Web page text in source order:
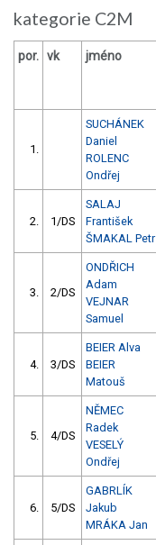
kategorie C2M
por. vk jméno
1.
SUCHÁNEK
Daniel
ROLENC
Ondřej
2. 1/DS
SALAJ
František
ŠMAKAL Petr
3. 2/DS
ONDŘICH
Adam
VEJNAR
Samuel
4. 3/DS
BEIER Alva
BEIER
Matouš
5. 4/DS
NĚMEC
Radek
VESELÝ
Ondřej
6. 5/DS
GABRLÍK
Jakub
MRÁKA Jan